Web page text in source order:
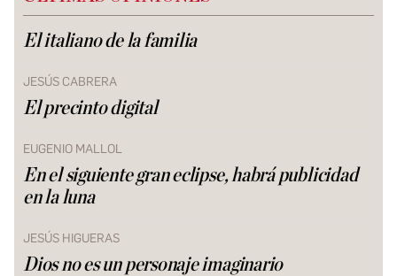
El italiano de la familia
JESÚS CABRERA
El precinto digital
EUGENIO MALLOL
En el siguiente gran eclipse, habrá publicidad
en la luna
JESÚS HIGUERAS
Dios no es un personaje imaginario